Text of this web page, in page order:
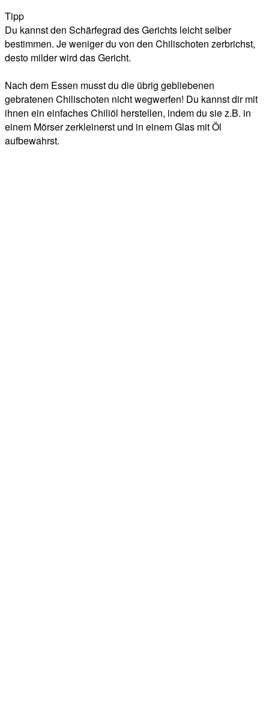
Tipp
Du kannst den Schärfegrad des Gerichts leicht selber
bestimmen. Je weniger du von den Chilischoten zerbrichst,
desto milder wird das Gericht.
Nach dem Essen musst du die übrig gebliebenen
gebratenen Chilischoten nicht wegwerfen! Du kannst dir mit
ihnen ein einfaches Chiliöl herstellen, indem du sie z.B. in
einem Mörser zerkleinerst und in einem Glas mit Öl
aufbewahrst.